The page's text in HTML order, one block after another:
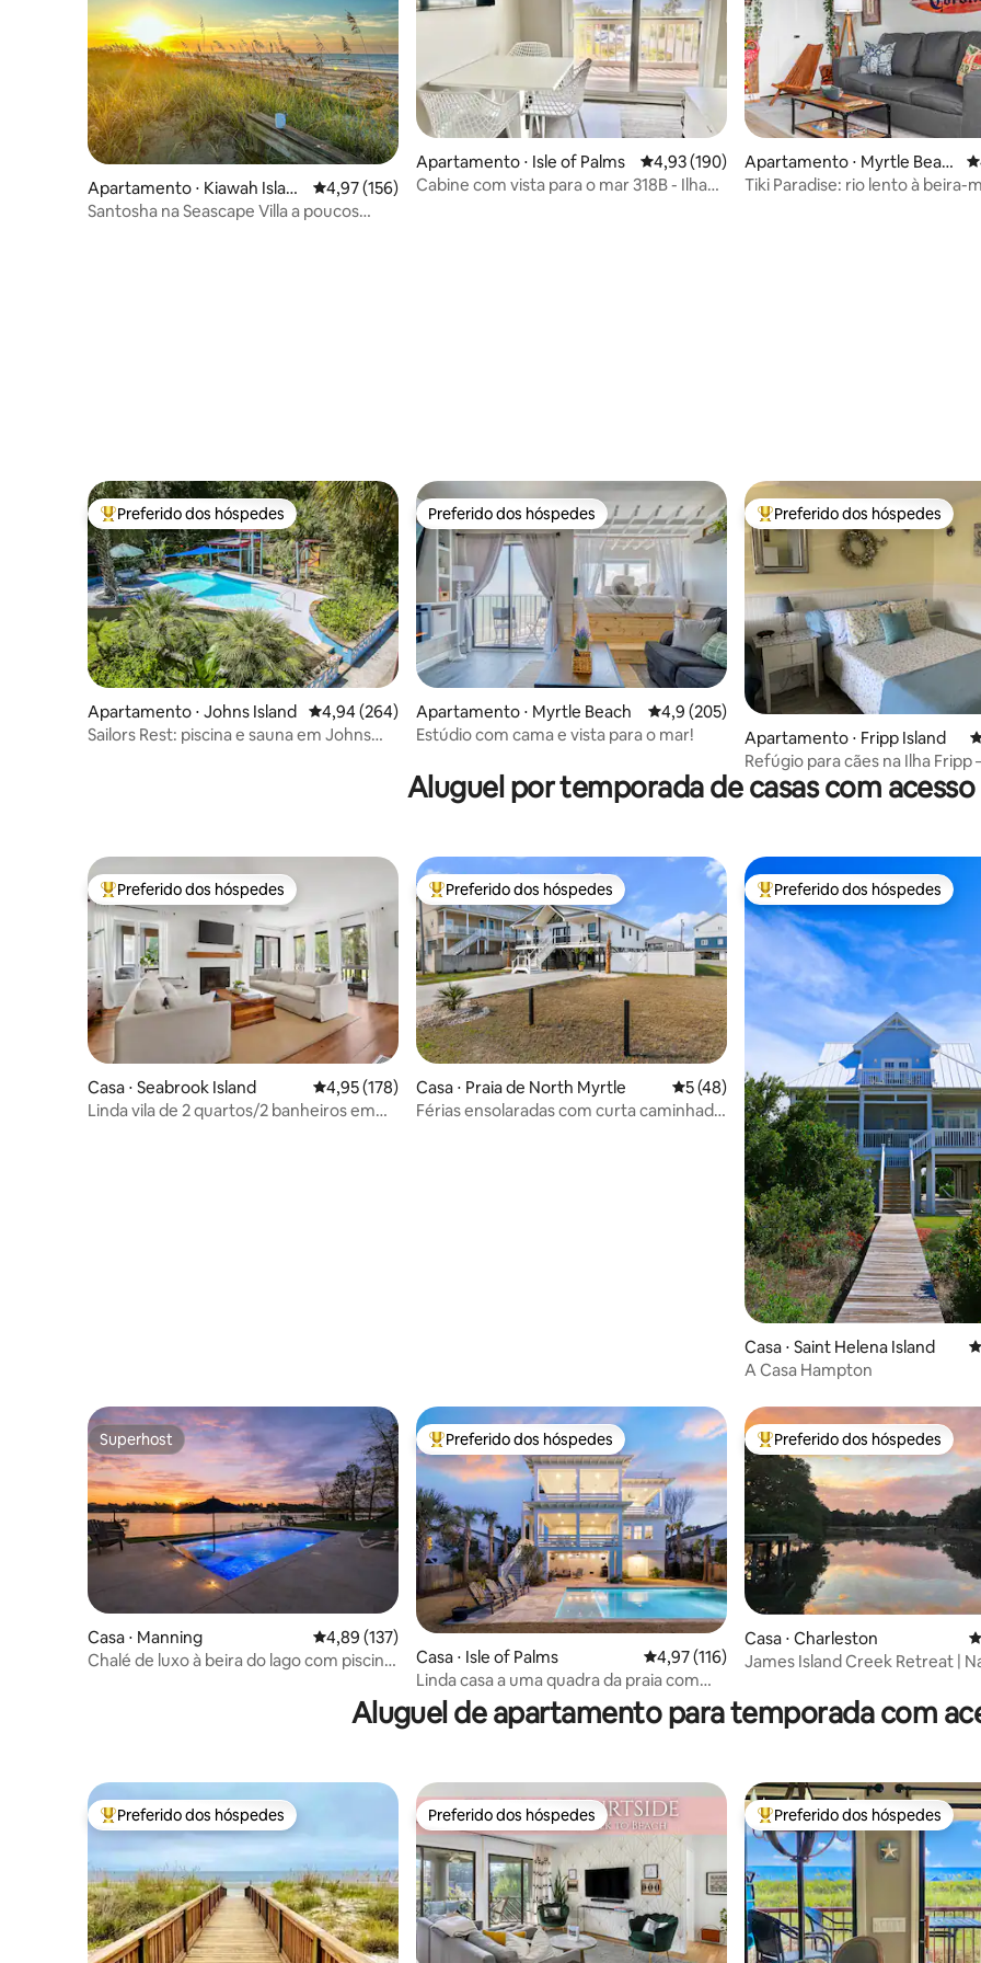
Apartamento ⋅ Kiawah Islan
d
4,97 de uma avaliação média de 5, 156 avaliações
4,97 (156)
Santosha na Seascape Villa a poucos
Apartamento ⋅ Isle of Palms 4,93 de uma avaliação média de 5, 190
4,93 (190)
Cabine com vista para o mar 318B - Ilha
Apartamento ⋅ Myrtle Beac
h
Tiki Paradise: rio lento à beira-
Entre os melhores preferidos dos hóspedes
Preferido dos hóspedes
Apartamento ⋅ Johns Island 4,94 de uma avaliação média de 5, 264 avaliações
4,94 (264)
Sailors Rest: piscina e sauna em Johns
Preferido dos hóspedes
Preferido dos hóspedes
Apartamento ⋅ Myrtle Beach 4,9 de uma avaliação média de 5, 205
4,9 (205)
Estúdio com cama e vista para o mar!
Entre os melhores preferidos
Preferido dos hóspedes
Apartamento ⋅ Fripp Island
Refúgio para cães na Ilha
ABERTO TODO O INVERNO
Aluguel por temporada de casas com acesso
Entre os melhores preferidos dos hóspedes
Preferido dos hóspedes
Casa ⋅ Seabrook Island 4,95 de uma avaliação média de 5, 178 avaliações
4,95 (178)
Linda vila de 2 quartos/2 banheiros em
Entre os melhores preferidos dos hóspedes
Preferido dos hóspedes
Casa ⋅ Praia de North Myrtle 5 de uma avaliação média de 5, 48
5 (48)
Férias ensolaradas com curta caminhada
Entre os melhores preferidos
Preferido dos hóspedes
Casa ⋅ Saint Helena Island
A Casa Hampton
Superhost
Superhost
Casa ⋅ Manning 4,89 de uma avaliação média de 5, 137 avaliações
4,89 (137)
Chalé de luxo à beira do lago com piscina,
Entre os melhores preferidos dos hóspedes
Preferido dos hóspedes
Casa ⋅ Isle of Palms 4,97 de uma avaliação média de 5, 116
4,97 (116)
Linda casa a uma quadra da praia com
piscina aquecida
Entre os melhores preferidos
Preferido dos hóspedes
Casa ⋅ Charleston
James Island Creek Retreat |
Aluguel de apartamento para temporada com
Entre os melhores preferidos dos hóspedes
Preferido dos hóspedes Preferido dos hóspedes
Preferido dos hóspedes Entre os melhores preferidos
Preferido dos hóspedes